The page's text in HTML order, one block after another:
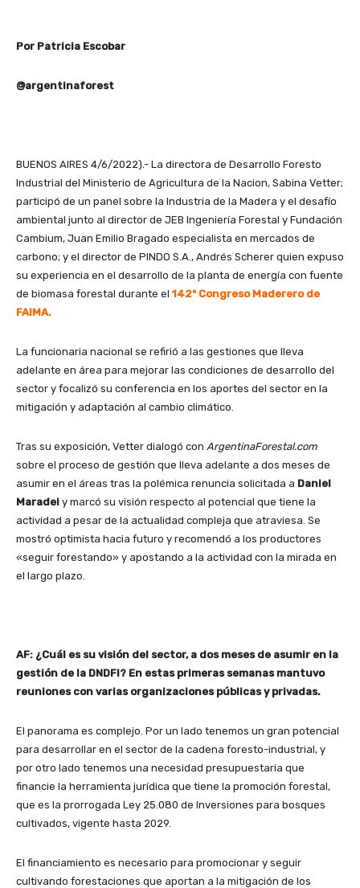
Por Patricia Escobar
@argentinaforest
BUENOS AIRES 4/6/2022).- La directora de Desarrollo Foresto
Industrial del Ministerio de Agricultura de la Nacion, Sabina Vetter;
participó de un panel sobre la Industria de la Madera y el desafío
ambiental junto al director de JEB Ingeniería Forestal y Fundación
Cambium, Juan Emilio Bragado especialista en mercados de
carbono; y el director de PINDO S.A., Andrés Scherer quien expuso
su experiencia en el desarrollo de la planta de energía con fuente
de biomasa forestal durante el 142º Congreso Maderero de
FAIMA.
La funcionaria nacional se refirió a las gestiones que lleva
adelante en área para mejorar las condiciones de desarrollo del
sector y focalizó su conferencia en los aportes del sector en la
mitigación y adaptación al cambio climático.
Tras su exposición, Vetter dialogó con ArgentinaForestal.com
sobre el proceso de gestión que lleva adelante a dos meses de
asumir en el áreas tras la polémica renuncia solicitada a Daniel
Maradei y marcó su visión respecto al potencial que tiene la
actividad a pesar de la actualidad compleja que atraviesa. Se
mostró optimista hacia futuro y recomendó a los productores
«seguir forestando» y apostando a la actividad con la mirada en
el largo plazo.
AF: ¿Cuál es su visión del sector, a dos meses de asumir en la
gestión de la DNDFI? En estas primeras semanas mantuvo
reuniones con varias organizaciones públicas y privadas.
El panorama es complejo. Por un lado tenemos un gran potencial
para desarrollar en el sector de la cadena foresto-industrial, y
por otro lado tenemos una necesidad presupuestaria que
financie la herramienta jurídica que tiene la promoción forestal,
que es la prorrogada Ley 25.080 de Inversiones para bosques
cultivados, vigente hasta 2029.
El financiamiento es necesario para promocionar y seguir
cultivando forestaciones que aportan a la mitigación de los